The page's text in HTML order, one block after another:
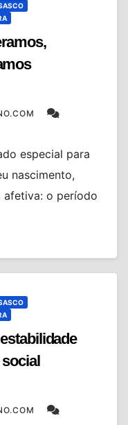
especial para
nascimento,
afetiva: o período